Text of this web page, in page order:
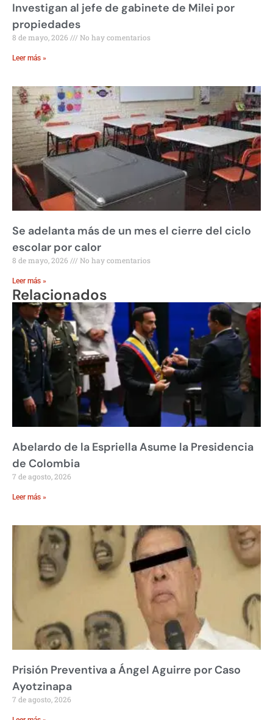
Investigan al jefe de gabinete de Milei por
propiedades
8 de mayo, 2026 No hay comentarios
Leer más »
Se adelanta más de un mes el cierre del ciclo
escolar por calor
8 de mayo, 2026 No hay comentarios
Leer más »
Relacionados
Abelardo de la Espriella Asume la Presidencia
de Colombia
7 de agosto, 2026
Leer más »
Prisión Preventiva a Ángel Aguirre por Caso
Ayotzinapa
7 de agosto, 2026